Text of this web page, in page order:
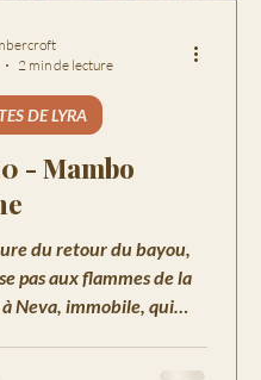
- Mambo
du retour du bayou,
pas aux flammes de la
Neva, immobile, qui
DE LYRA
2 min de lecture